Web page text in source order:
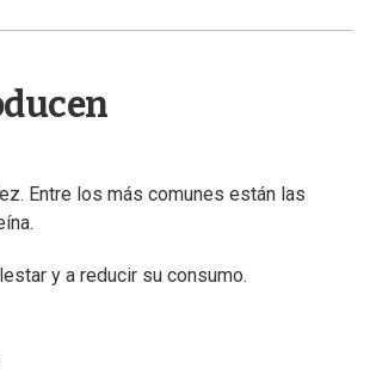
Entre los más comunes están las
y a reducir su consumo.